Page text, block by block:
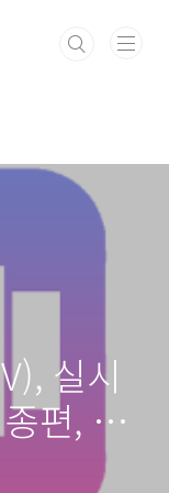
실시
편, 케